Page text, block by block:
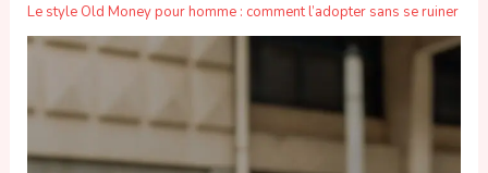
Le style Old Money pour homme : comment l’adopter sans se ruiner